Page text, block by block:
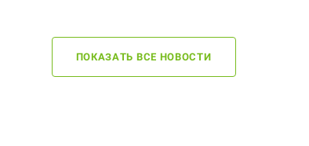
ПОКАЗАТЬ ВСЕ НОВОСТИ